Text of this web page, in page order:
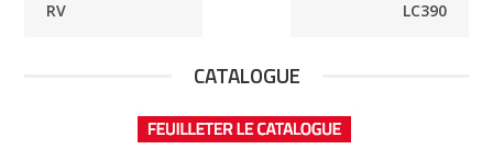
RV
LC390
CATALOGUE